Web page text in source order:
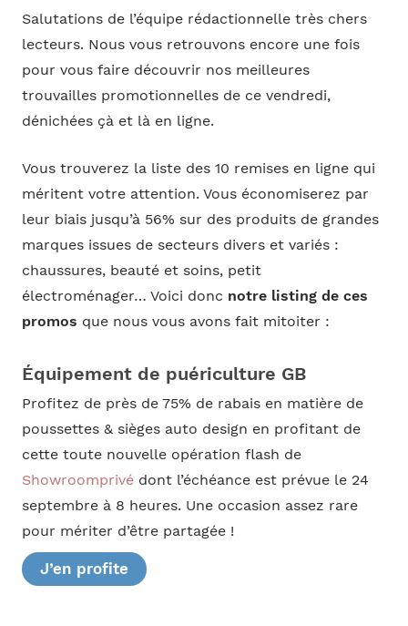
Salutations de l’équipe rédactionnelle très chers
lecteurs. Nous vous retrouvons encore une fois
pour vous faire découvrir nos meilleures
trouvailles promotionnelles de ce vendredi,
dénichées çà et là en ligne.
Vous trouverez la liste des 10 remises en ligne qui
méritent votre attention. Vous économiserez par
leur biais jusqu’à 56% sur des produits de grandes
marques issues de secteurs divers et variés :
chaussures, beauté et soins, petit
électroménager… Voici donc notre listing de ces
promos que nous vous avons fait mitoiter :
Équipement de puériculture GB
Profitez de près de 75% de rabais en matière de
poussettes & sièges auto design en profitant de
cette toute nouvelle opération flash de
Showroomprivédont l’échéance est prévue le 24
septembre à 8 heures. Une occasion assez rare
pour mériter d’être partagée !
J’en profite